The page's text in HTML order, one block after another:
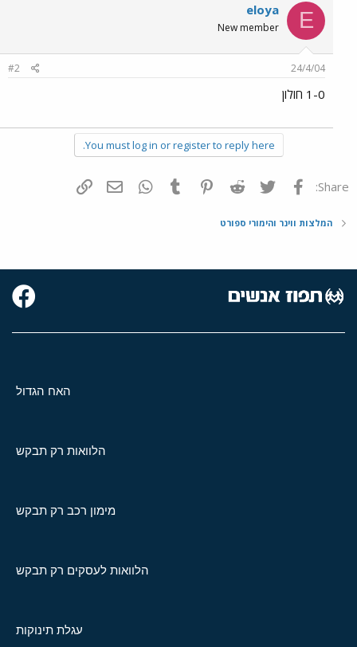
E
eloya
New member
24/4/04
#2
1-0 חולון
You must log in or register to reply here.
Share: פייסבוק Twitter
Reddit
Pinterest
Tumblr
WhatsAppדואר אלקטרוני
המלצות ווינר והימורי ספורט
האח הגדול
הלוואות רק תבקש
מימון רכב רק תבקש
הלוואות לעסקים רק תבקש
עגלת תינוקות